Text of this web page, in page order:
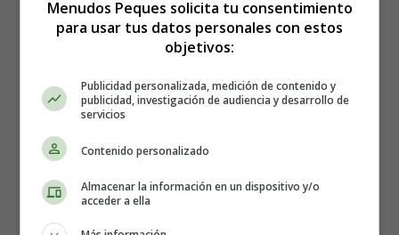
Bíblicos 11
Adoración Reyes Magos
a Jesús - Colorear
Dibujos Bíblicos 11
Menudos Peques solicita tu consentimiento
para usar tus datos personales con estos
objetivos:
Publicidad personalizada, medición de contenido y
publicidad, investigación de audiencia y desarrollo de
servicios
Contenido personalizado
Almacenar la información en un dispositivo y/o
acceder a ella